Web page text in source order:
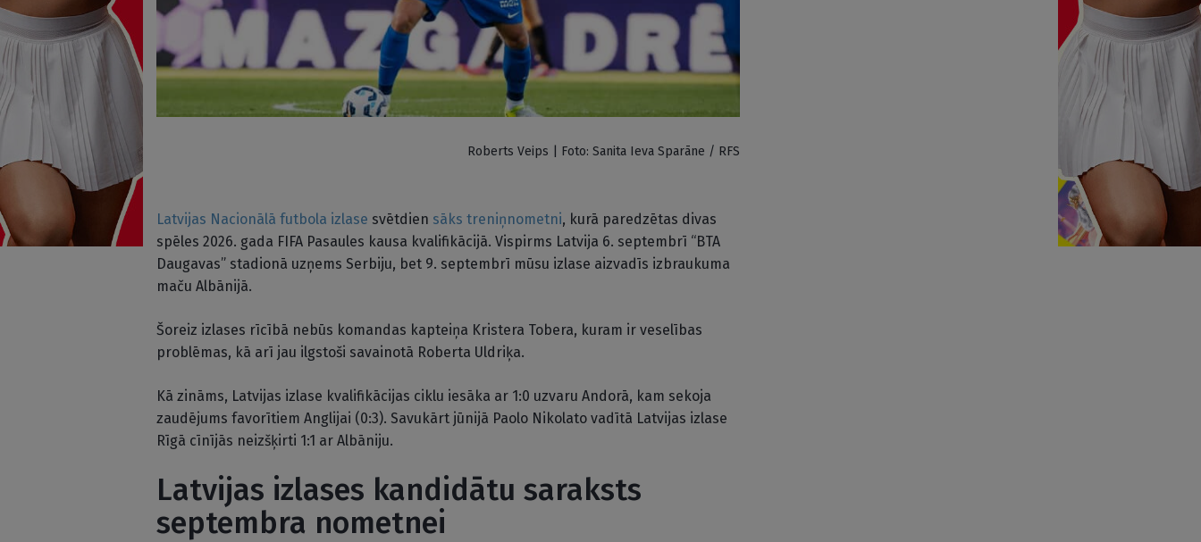
Roberts Veips | Foto: Sanita Ieva Sparāne / RFS
Latvijas Nacionālā futbola izlase svētdien sāks treniņnometni, kurā paredzētas divas
spēles 2026. gada FIFA Pasaules kausa kvalifikācijā. Vispirms Latvija 6. septembrī “BTA
Daugavas” stadionā uzņems Serbiju, bet 9. septembrī mūsu izlase aizvadīs izbraukuma
maču Albānijā.
Šoreiz izlases rīcībā nebūs komandas kapteiņa Kristera Tobera, kuram ir veselības
problēmas, kā arī jau ilgstoši savainotā Roberta Uldriķa.
Kā zināms, Latvijas izlase kvalifikācijas ciklu iesāka ar 1:0 uzvaru Andorā, kam sekoja
zaudējums favorītiem Anglijai (0:3). Savukārt jūnijā Paolo Nikolato vadītā Latvijas izlase
Rīgā cīnījās neizšķirti 1:1 ar Albāniju.
Latvijas izlases kandidātu saraksts
septembra nometnei